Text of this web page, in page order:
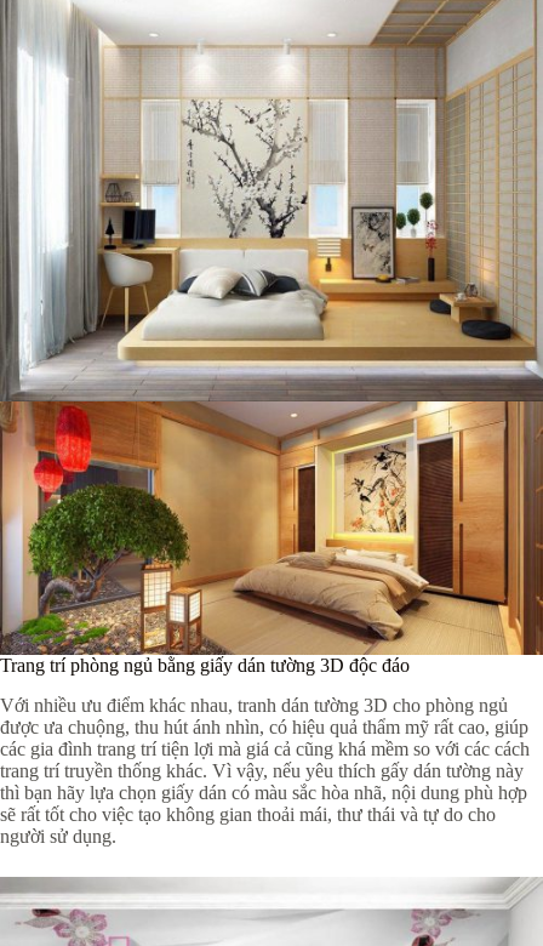
Trang trí phòng ngủ bằng giấy dán tường 3D độc đáo
Với nhiều ưu điểm khác nhau, tranh dán tường 3D cho phòng ngủ
được ưa chuộng, thu hút ánh nhìn, có hiệu quả thẩm mỹ rất cao, giúp
các gia đình trang trí tiện lợi mà giá cả cũng khá mềm so với các cách
trang trí truyền thống khác. Vì vậy, nếu yêu thích gấy dán tường này
thì bạn hãy lựa chọn giấy dán có màu sắc hòa nhã, nội dung phù hợp
sẽ rất tốt cho việc tạo không gian thoải mái, thư thái và tự do cho
người sử dụng.